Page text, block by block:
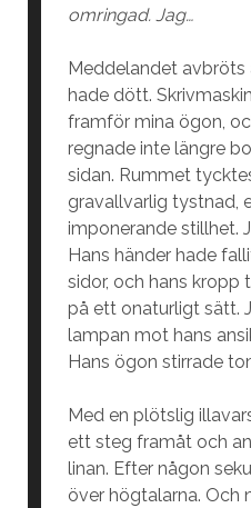
omringad. Jag…
Meddelandet avbröts
hade dött.
framför mina ögon,
regnade inte längre
sidan. Rummet
gravallvarlig tystnad,
imponerande stillhet.
Hans händer hade
sidor, och hans kropp
på ett onaturligt sätt.
lampan mot hans
Hans ögon stirrade
Med en plötslig
ett steg framåt och
linan. Efter någon
över högtalarna. Och